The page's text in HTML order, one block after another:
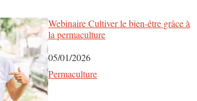
Webinaire Cultiver le bien-être grâce à
la permaculture
Date
05/01/2026
Par rapport à
Permaculture